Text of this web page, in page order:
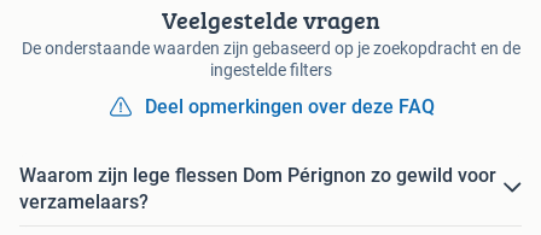
Veelgestelde vragen
De onderstaande waarden zijn gebaseerd op je zoekopdracht en de
ingestelde filters
Deel opmerkingen over deze FAQ
Waarom zijn lege flessen Dom Pérignon zo gewild voor
verzamelaars?